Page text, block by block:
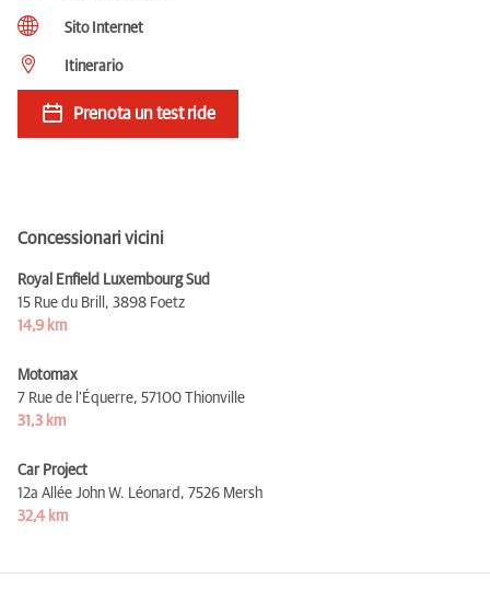
Sito Internet
Itinerario
Prenota un test ride
Concessionari vicini
Royal Enfield Luxembourg Sud
15 Rue du Brill, 3898 Foetz
14,9 km
Motomax
7 Rue de l'Équerre, 57100 Thionville
31,3 km
Car Project
12a Allée John W. Léonard, 7526 Mersh
32,4 km